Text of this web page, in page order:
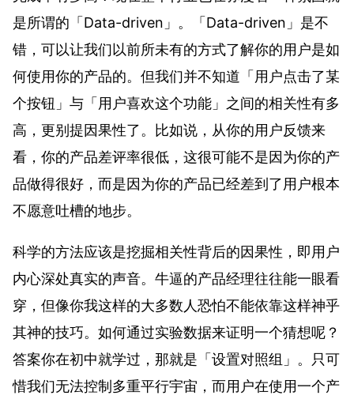
是所谓的「Data-driven」。「Data-driven」是不
错，可以让我们以前所未有的方式了解你的用户是如
何使用你的产品的。但我们并不知道「用户点击了某
个按钮」与「用户喜欢这个功能」之间的相关性有多
高，更别提因果性了。比如说，从你的用户反馈来
看，你的产品差评率很低，这很可能不是因为你的产
品做得很好，而是因为你的产品已经差到了用户根本
不愿意吐槽的地步。
科学的方法应该是挖掘相关性背后的因果性，即用户
内心深处真实的声音。牛逼的产品经理往往能一眼看
穿，但像你我这样的大多数人恐怕不能依靠这样神乎
其神的技巧。如何通过实验数据来证明一个猜想呢？
答案你在初中就学过，那就是「设置对照组」。只可
惜我们无法控制多重平行宇宙，而用户在使用一个产